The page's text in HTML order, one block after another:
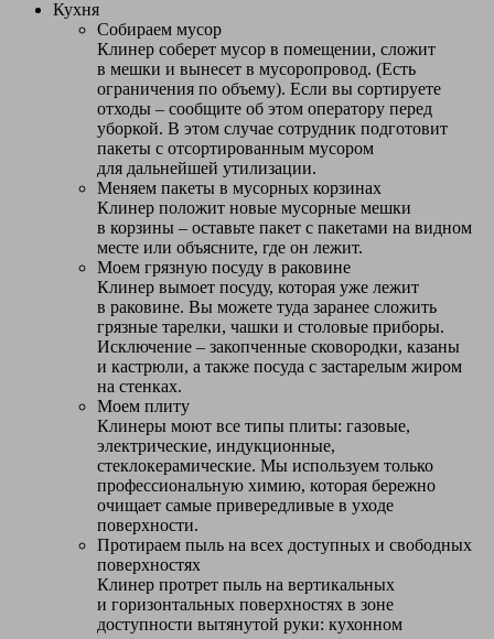
Кухня
Собираем мусор
Клинер соберет мусор в помещении, сложит
в мешки и вынесет в мусоропровод. (Есть
ограничения по объему). Если вы сортируете
отходы – сообщите об этом оператору перед
уборкой. В этом случае сотрудник подготовит
пакеты с отсортированным мусором
для дальнейшей утилизации.
Меняем пакеты в мусорных корзинах
Клинер положит новые мусорные мешки
в корзины – оставьте пакет с пакетами на видном
месте или объясните, где он лежит.
Моем грязную посуду в раковине
Клинер вымоет посуду, которая уже лежит
в раковине. Вы можете туда заранее сложить
грязные тарелки, чашки и столовые приборы.
Исключение – закопченные сковородки, казаны
и кастрюли, а также посуда с застарелым жиром
на стенках.
Моем плиту
Клинеры моют все типы плиты: газовые,
электрические, индукционные,
стеклокерамические. Мы используем только
профессиональную химию, которая бережно
очищает самые привередливые в уходе
поверхности.
Протираем пыль на всех доступных и свободных
поверхностях
Клинер протрет пыль на вертикальных
и горизонтальных поверхностях в зоне
доступности вытянутой руки: кухонном